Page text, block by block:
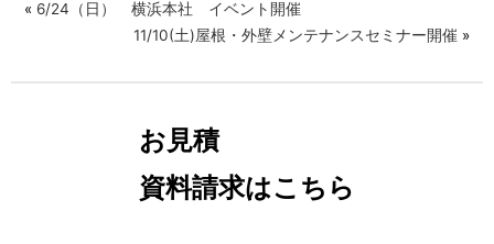
« 6/24（日） 横浜本社 イベント開催
11/10(土)屋根・外壁メンテナンスセミナー開催»
お見積
資料請求はこちら